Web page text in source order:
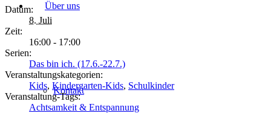
Über uns
Kontakt
Datum:
8. Juli
Zeit:
16:00 - 17:00
Serien:
Das bin ich. (17.6.-22.7.)
Veranstaltungskategorien:
Kids, Kindergarten-Kids, Schulkinder
Veranstaltung-Tags:
Achtsamkeit & Entspannung